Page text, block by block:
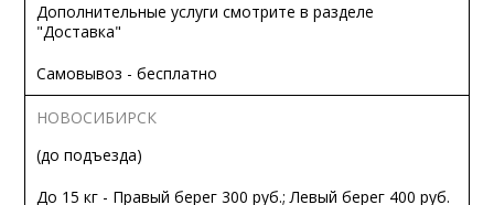
Дополнительные услуги смотрите в разделе
"Доставка"
Самовывоз - бесплатно
НОВОСИБИРСК
(до подъезда)
До 15 кг - Правый берег 300 руб.; Левый берег 400 руб.